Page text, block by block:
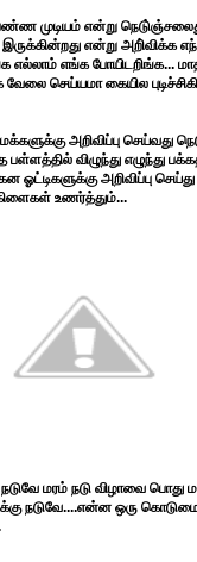
முடியம் என்று
என்று அறி்விக்க
எல்லாம் எங்க போயிடறிங்க...
செய்யமா கையில
அறிவிப்பு
விழுந்து எழுந்து
ஓட்டிகளுக்கு அறிவிப்பு
உணர்த்தும்...
மரம் நடு விழாவை
நடுவே....என்ன ஒரு